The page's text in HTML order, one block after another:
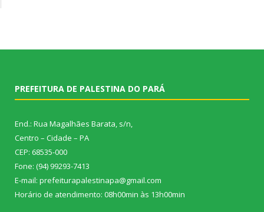
PREFEITURA DE PALESTINA DO PARÁ
End.: Rua Magalhães Barata, s/n,
Centro – Cidade – PA
CEP: 68535-000
Fone: (94) 99293-7413
E-mail: prefeiturapalestinapa@gmail.com
Horário de atendimento: 08h00min às 13h00min